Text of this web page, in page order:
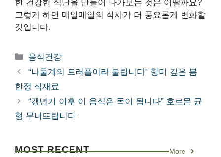
한 건강한 식단을 만들어 나가보는 것은 어떨까요?
그렇게 하면 매일매일의 식사가 더 풍요롭게 변화할
것입니다.
카
테
리
음식건강
“나물계의 트러플이라 불립니다” 향미 깊은 봄
한정 식재료
“갱년기 이후 이 음식은 독이 됩니다” 호르몬 균
형 무너뜨립니다
MOST RECENT More